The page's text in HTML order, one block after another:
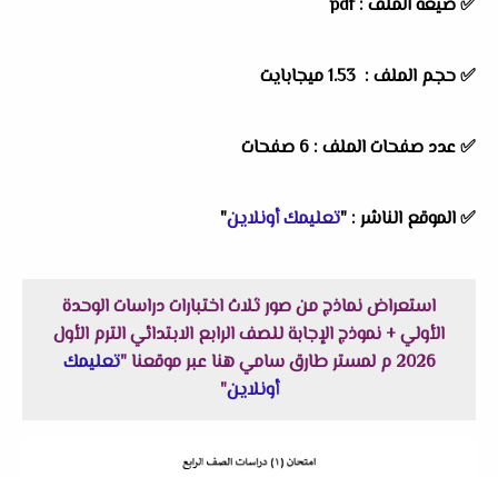
✅ صيغة الملف : pdf
✅ حجم الملف : 1.53 ميجابايت
✅ عدد صفحات الملف : 6 صفحات
✅الموقع الناشر : "تعليمك أونلاين"
استعراض نماذج من صور ثلاث اختبارات دراسات الوحدة
الأولي + نموذج الإجابة للصف الرابع الابتدائي الترم الأول
2026 م لمستر طارق سامي هنا عبر موقعنا "
تعليمك
أونلاين"